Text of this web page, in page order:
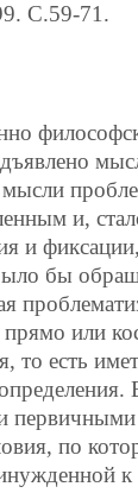
C.59-71.
мысли
и,
и
бы
или
то есть
по